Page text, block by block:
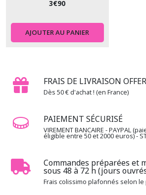
3€90
AJOUTER AU PANIER
FRAIS DE LIVRAISON
Dès 50 € d'achat ! (en France)
PAIEMENT SÉCURISÉ
VIREMENT BANCAIRE - PAYPAL
éligible entre 50 et 2000 euros) -
Commandes préparées et
sous 48 à 72 h (jours
Frais colissimo plafonnés selon le
les
résultats